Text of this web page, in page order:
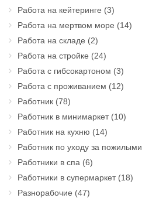
Работа на кейтеринге (3)
Работа на мертвом море (14)
Работа на складе (2)
Работа на стройке (24)
Работа с гибсокартоном (3)
Работа с проживанием (12)
Работник (78)
Работник в минимаркет(10)
Работник на кухню (14)
Работник по уходу за пожилыми
Работники в спа (6)
Работники в супермаркет(18)
Разнорабочие (47)